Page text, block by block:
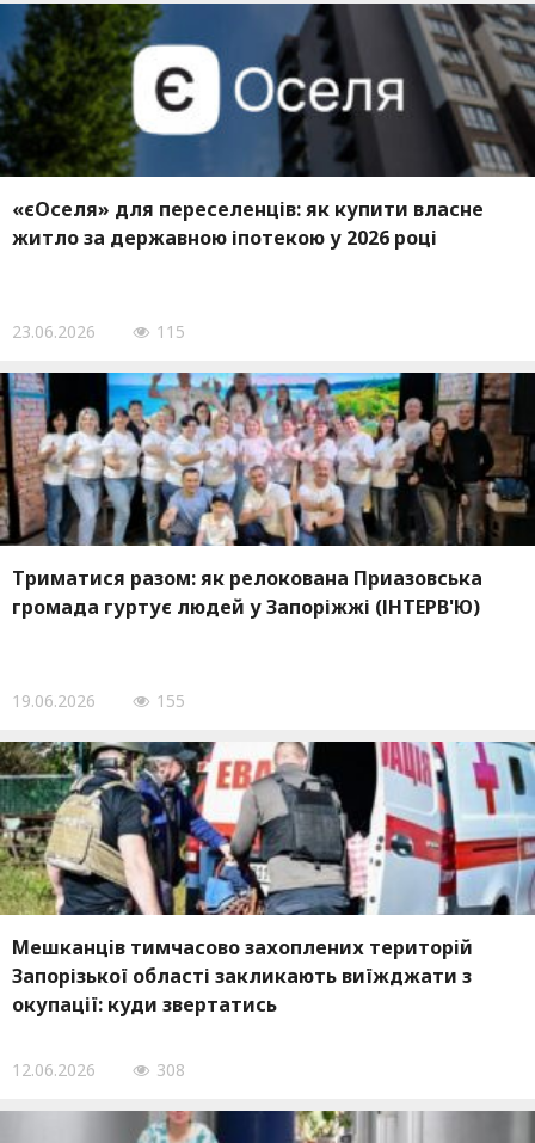
«єОселя» для переселенців: як купити власне
житло за державною іпотекою у 2026 році
23.06.2026 115
Триматися разом: як релокована Приазовська
громада гуртує людей у Запоріжжі (ІНТЕРВ'Ю)
19.06.2026 155
Мешканців тимчасово захоплених територій
Запорізької області закликають виїжджати з
окупації: куди звертатись
12.06.2026 308